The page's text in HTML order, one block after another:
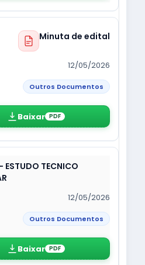
Minuta de edital
12/05/2026
Outros Documentos
Baixar PDF
ESTUDO TECNICO
12/05/2026
Outros Documentos
Baixar PDF